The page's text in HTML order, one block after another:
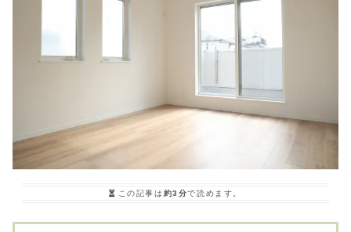
この記事は 約3分で読めます。